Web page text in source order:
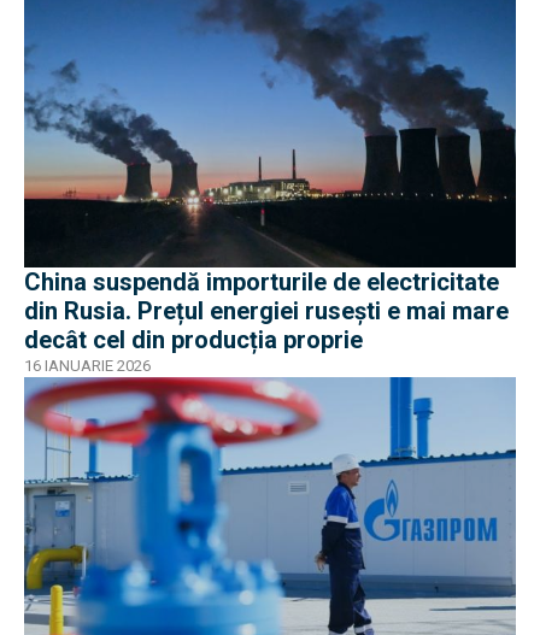
China suspendă importurile de electricitate
din Rusia. Prețul energiei rusești e mai mare
decât cel din producția proprie
16 IANUARIE 2026